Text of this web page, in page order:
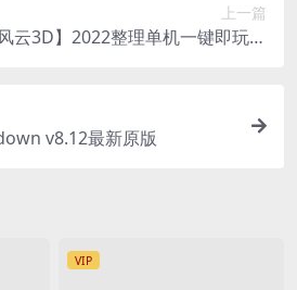
上一篇
云3D】2022整理单机一键即玩镜
v8.12最新原版
VIP